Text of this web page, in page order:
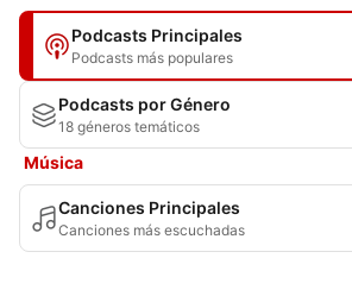
Podcasts Principales
Podcasts más populares
Podcasts por Género
18 géneros temáticos
Música
Canciones Principales
Canciones más escuchadas